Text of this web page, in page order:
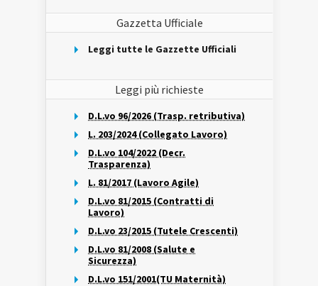
Gazzetta Ufficiale
Leggi tutte le Gazzette Ufficiali
Leggi più richieste
D.L.vo 96/2026 (Trasp. retributiva)
L. 203/2024 (Collegato Lavoro)
D.L.vo 104/2022 (Decr.
Trasparenza)
L. 81/2017 (Lavoro Agile)
D.L.vo 81/2015 (Contratti di
Lavoro)
D.L.vo 23/2015 (Tutele Crescenti)
D.L.vo 81/2008 (Salute e
Sicurezza)
D.L.vo 151/2001(TU Maternità)